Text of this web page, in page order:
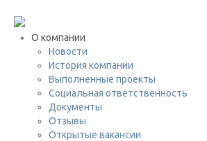
О компании
Новости
История компании
Выполненные проекты
Социальная ответственность
Документы
Отзывы
Открытые вакансии